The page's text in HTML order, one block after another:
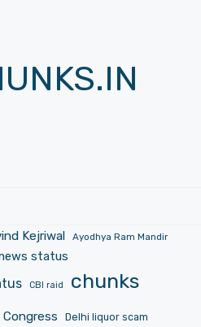
Kejriwal Ayodhya Ram Mandir
status
CBI raid chunks
Congress
Delhi liquor scam